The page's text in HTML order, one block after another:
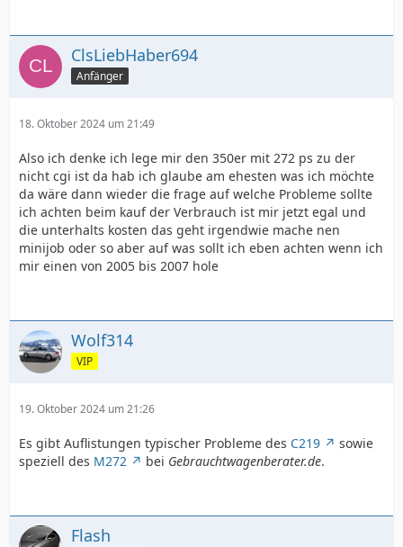
ClsLiebHaber694
Anfänger
18. Oktober 2024 um 21:49
Also ich denke ich lege mir den 350er mit 272 ps zu der
nicht cgi ist da hab ich glaube am ehesten was ich möchte
da wäre dann wieder die frage auf welche Probleme sollte
ich achten beim kauf der Verbrauch ist mir jetzt egal und
die unterhalts kosten das geht irgendwie mache nen
minijob oder so aber auf was sollt ich eben achten wenn ich
mir einen von 2005 bis 2007 hole
Wolf314
VIP
19. Oktober 2024 um 21:26
Es gibt Auflistungen typischer Probleme des C219
sowie
speziell des M272 bei Gebrauchtwagenberater.de.
Flash